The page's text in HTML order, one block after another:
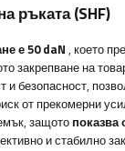
ръката (SHF)
е 50 daN , което
закрепване на
и безопасност,
от прекомерни
защото показва
и стабилно